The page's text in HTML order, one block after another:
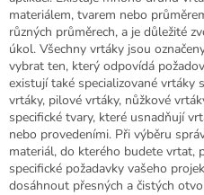
materiálem, tvarem nebo
různých průměrech, a je důležité
úkol. Všechny vrtáky jsou
vybrat ten, který odpovídá
existují také specializované vrtáky
vrtáky, pilové vrtáky, nůžkové
specifické tvary, které usnadňují
nebo provedeními. Při výběru
materiál, do kterého budete vrtat,
specifické požadavky vašeho
dosáhnout přesných a čistých